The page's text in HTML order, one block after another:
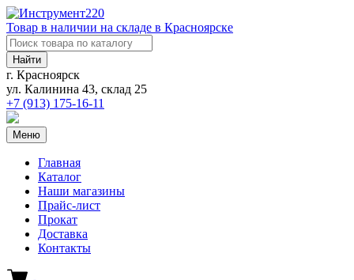
Товар в наличии на складе в Красноярске
Найти
г. Красноярск
ул. Калинина 43, склад 25
+7 (913) 175-16-11
Меню
Главная
Каталог
Наши магазины
Прайс-лист
Прокат
Доставка
Контакты